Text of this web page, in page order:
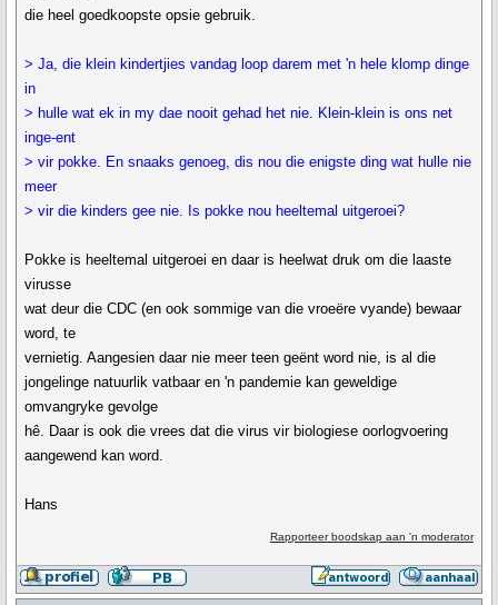
die heel goedkoopste opsie gebruik.
> Ja, die klein kindertjies vandag loop darem met 'n hele klomp dinge
in
> hulle wat ek in my dae nooit gehad het nie. Klein-klein is ons net
inge-ent
> vir pokke. En snaaks genoeg, dis nou die enigste ding wat hulle nie
meer
> vir die kinders gee nie. Is pokke nou heeltemal uitgeroei?
Pokke is heeltemal uitgeroei en daar is heelwat druk om die laaste
virusse
wat deur die CDC (en ook sommige van die vroeëre vyande) bewaar
word, te
vernietig. Aangesien daar nie meer teen geënt word nie, is al die
jongelinge natuurlik vatbaar en 'n pandemie kan geweldige
omvangryke gevolge
hê. Daar is ook die vrees dat die virus vir biologiese oorlogvoering
aangewend kan word.
Hans
Rapporteer boodskap aan 'n moderator